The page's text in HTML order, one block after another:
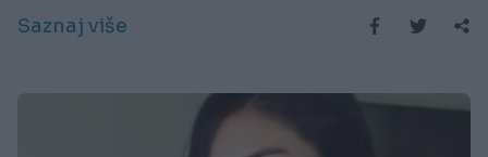
Saznaj više